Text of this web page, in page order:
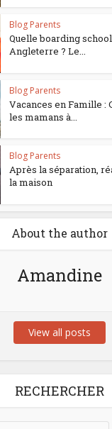
Blog Parents
Quelle boarding
Angleterre ? Le...
Blog Parents
Vacances en Famille :
les mamans à...
Blog Parents
Après la séparation,
la maison
About the author
Amandine
View all posts
RECHERCHER